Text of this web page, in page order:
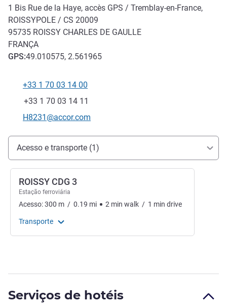
1 Bis Rue de la Haye, accès GPS / Tremblay-en-France,
ROISSYPOLE / CS 20009
95735 ROISSY CHARLES DE GAULLE
FRANÇA
GPS:49.010575, 2.561965
Telefone
+33 1 70 03 14 00
Fax
+33 1 70 03 14 11
E-mail de contato
H8231@accor.com
Acesso e transporte
Acesso e transporte (1)
ROISSY CDG 3
Estação ferroviária
Acesso:300 m / 0.19 mi 2 min walk / 1 min drive
Transporte
Serviços de hotéis